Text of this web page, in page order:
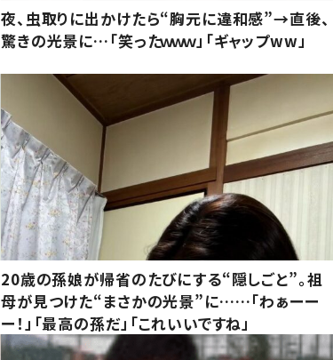
夜、虫取りに出かけたら“胸元に違和感”→直後、
驚きの光景に…「笑ったｗｗｗ」「ギャップww」
20歳の孫娘が帰省のたびにする“隠しごと”。祖
母が見つけた“まさかの光景”に……「わぁーー
ー！」「最高の孫だ」「これいいですね」